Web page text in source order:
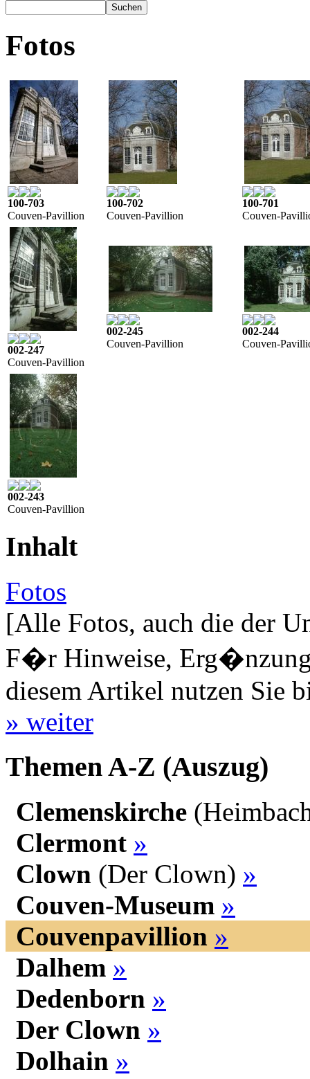
Fotos
100-703
Couven-Pavillion
100-702
Couven-Pavillion
100-701
Couven-
002-247
Couven-Pavillion
002-245
Couven-Pavillion
002-244
Couven-
002-243
Couven-Pavillion
Inhalt
Fotos
[Alle Fotos, auch die der
F�r Hinweise,
diesem Artikel nutzen Sie
» weiter
Themen A-Z (Auszug)
Clemenskirche
Clermont »
Clown (Der Clown) »
Couven-Museum »
Couvenpavillion »
Dalhem »
Dedenborn »
Der Clown »
Dolhain »